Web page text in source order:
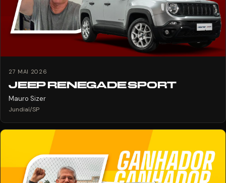
27 MAI 2026
JEEP RENEGADE SPORT
Mauro Sizer
Jundiaí/SP